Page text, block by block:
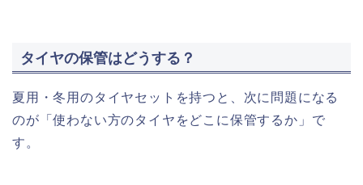
タイヤの保管はどうする？
夏用・冬用のタイヤセットを持つと、次に問題になる
のが「使わない方のタイヤをどこに保管するか」で
す。